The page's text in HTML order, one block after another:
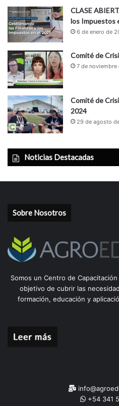
CLASE
los Impuestos
6 de enero de
Comité de
7 de
Comité de
2024
29 de agosto
Noticias Destacadas
Sobre Nosotros
Somos un Centro de
objetivo de cubrir las
formación, educación y
+54 341